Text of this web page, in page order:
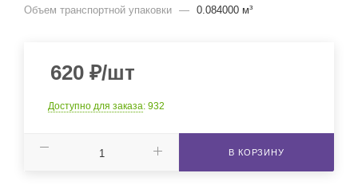
Объем транспортной упаковки — 0.084000 м³
620 ₽/шт
Доступно для заказа: 932
В КОРЗИНУ